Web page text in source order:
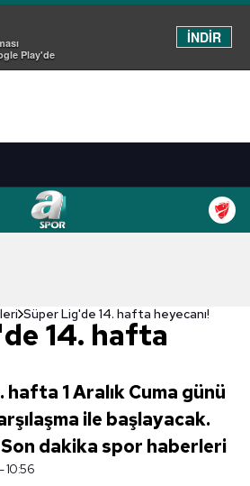
Play'de
İNDİR
Süper Lig'de 14. hafta heyecanı!
14. hafta
1 Aralık Cuma günü
ile başlayacak.
dakika spor haberleri
10:56